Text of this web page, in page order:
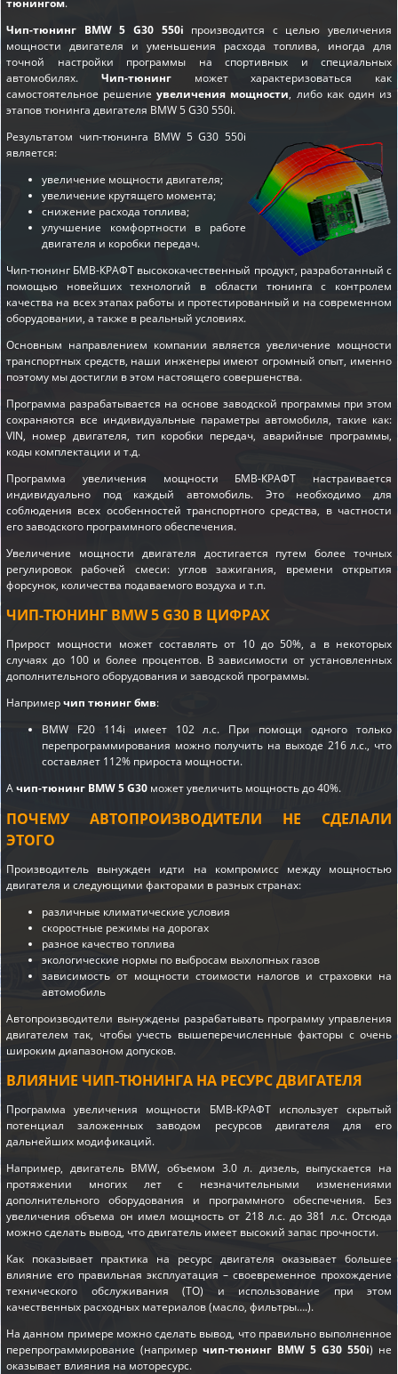
Чип-тюнинг BMW 5 G30 550i производится с целью увеличения
мощности двигателя и уменьшения расхода топлива, иногда для
точной настройки программы на спортивных и специальных
автомобилях. Чип-тюнингможет характеризоваться как
самостоятельное решениеувеличения мощности, либо как один из
этаповтюнинга двигателя BMW 5 G30 550i.
Результатом чип-тюнинга BMW 5 G30 550i
является:
увеличение мощности двигателя;
увеличение крутящего момента;
снижение расхода топлива;
улучшение комфортности в работе
двигателя и коробки передач.
Чип-тюнинг БМВ-КРАФТ высококачественный продукт, разработанный с
помощью новейших технологий в области тюнинга с контролем
качества на всех этапах работы и протестированный и на современном
оборудовании, а также в реальный условиях.
Основным направлением компании является увеличение мощности
транспортных средств, наши инженеры имеют огромный опыт, именно
поэтому мы достигли в этом настоящего совершенства.
Программа разрабатывается на основе заводской программы при этом
сохраняются все индивидуальные параметры автомобиля, такие как:
VIN, номер двигателя, тип коробки передач, аварийные программы,
коды комплектации и т.д.
Программа увеличения мощности БМВ-КРАФТ настраивается
индивидуально под каждый автомобиль. Это необходимо для
соблюдения всех особенностей транспортного средства, в частности
его заводского программного обеспечения.
Увеличение мощности двигателя достигается путем более точных
регулировок рабочей смеси: углов зажигания, времени открытия
форсунок, количества подаваемого воздуха и т.п.
ЧИП-ТЮНИНГ BMW 5 G30 В ЦИФРАХ
Прирост мощности может составлять от 10 до 50%, а в некоторых
случаях до 100 и более процентов. В зависимости от установленных
дополнительного оборудования и заводской программы.
Напримерчип тюнинг бмв:
BMW F20 114i имеет 102 л.с. При помощи одного только
перепрограммирования можно получить на выходе 216 л.с., что
составляет 112% прироста мощности.
Ачип-тюнинг BMW 5 G30 может увеличить мощность до 40%.
ПОЧЕМУ АВТОПРОИЗВОДИТЕЛИ НЕ СДЕЛАЛИ
ЭТОГО
Производитель вынужден идти на компромисс между мощностью
двигателя и следующими факторами в разных странах:
различные климатические условия
скоростные режимы на дорогах
разное качество топлива
экологические нормы по выбросам выхлопных газов
зависимость от мощности стоимости налогов и страховки на
автомобиль
Автопроизводители вынуждены разрабатывать программу управления
двигателем так, чтобы учесть вышеперечисленные факторы с очень
широким диапазоном допусков.
ВЛИЯНИЕ ЧИП-ТЮНИНГА НА РЕСУРС ДВИГАТЕЛЯ
Программа увеличения мощности БМВ-КРАФТ использует скрытый
потенциал заложенных заводом ресурсов двигателя для его
дальнейших модификаций.
Например, двигатель BMW, объемом 3.0 л. дизель, выпускается на
протяжении многих лет с незначительными изменениями
дополнительного оборудования и программного обеспечения. Без
увеличения объема он имел мощность от 218 л.с. до 381 л.с. Отсюда
можно сделать вывод, что двигатель имеет высокий запас прочности.
Как показывает практика на ресурс двигателя оказывает большее
влияние его правильная эксплуатация – своевременное прохождение
технического обслуживания (ТО) и использование при этом
качественных расходных материалов (масло, фильтры….).
На данном примере можно сделать вывод, что правильно выполненное
перепрограммирование (например чип-тюнинг BMW 5 G30 550i) не
оказывает влияния на моторесурс.